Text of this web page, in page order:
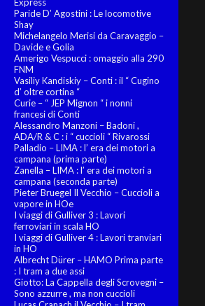
Paride D’ Agostini : Le locomotive
Shay
Michelangelo Merisi da Caravaggio –
Davide e Golia
Amerigo Vespucci : omaggio alla 290
FNM
Vasiliy Kandiskiy – Conti : il “ Cugino
d’ oltre cortina “
Curie – “ JEP Mignon “ i nonni
francesi di Conti
Alessandro Manzoni – Badoni ,
ADA/R & C : i “ cuccioli “ Rivarossi
Palladio – LIMA : l’ era dei motori a
campana (prima parte)
Zanella – LIMA : l’ era dei motori a
campana (seconda parte)
Pieter Bruegel Il Vecchio – Cuccioli a
vapore in HOe
I viaggi di Gulliver 3 : Lavori
ferroviari in scala HO
I viaggi di Gulliver 4 : Lavori tranviari
in HO
Albrecht Dürer – HAMO Prima parte
: I tram a due assi
Giotto: La Cappella degli Scrovegni –
Sono azzurre , ma non cuccioli